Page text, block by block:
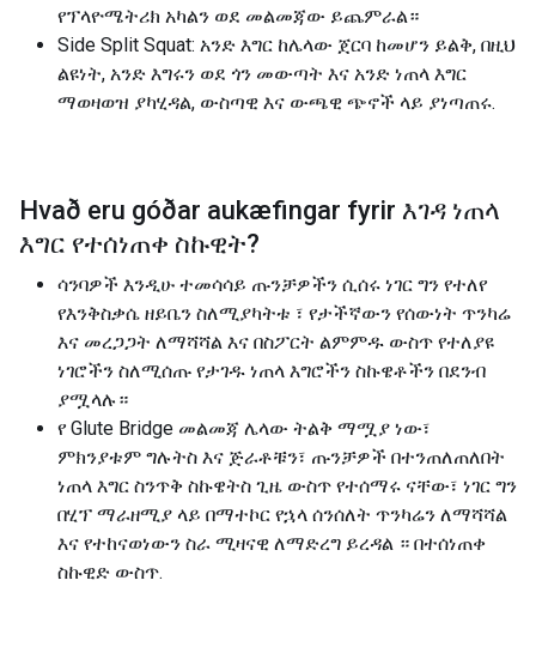
የፕላዮሜትሪክ አካልን ወደ መልመጃው ይጨምራል።
Side Split Squat: አንድ እግር ከሌላው ጀርባ ከመሆን ይልቅ, በዚህ
ልዩነት, አንድ እግሩን ወደ ጎን መውጣት እና አንድ ነጠላ እግር
ማወዛወዝ ያካሂዳል, ውስጣዊ እና ውጫዊ ጭኖች ላይ ያነጣጠሩ.
Hvað eru góðar aukæfingar fyrir እገዳ ነጠላ
እግር የተሰነጠቀ ስኩዊት?
ሳንባዎች እንዲሁ ተመሳሳይ ጡንቻዎችን ሲሰሩ ነገር ግን የተለየ
የእንቅስቃሴ ዘይቤን ስለሚያካትቱ ፣ የታችኛውን የሰውነት ጥንካሬ
እና መረጋጋት ለማሻሻል እና በስፖርት ልምምዱ ውስጥ የተለያዩ
ነገሮችን ስለሚሰጡ የታገዱ ነጠላ እግሮችን ስኩዌቶችን በደንብ
ያሟላሉ።
የ Glute Bridge መልመጃ ሌላው ትልቅ ማሟያ ነው፣
ምክንያቱም ግሉትስ እና ጅራቶቹን፣ ጡንቻዎች በተንጠለጠለበት
ነጠላ እግር ስንጥቅ ስኩዌትስ ጊዜ ውስጥ የተሰማሩ ናቸው፣ ነገር ግን
በሂፕ ማራዘሚያ ላይ በማተኮር የኋላ ሰንሰለት ጥንካሬን ለማሻሻል
እና የተከናወነውን ስራ ሚዛናዊ ለማድረግ ይረዳል ። በተሰነጠቀ
ስኩዊድ ውስጥ.